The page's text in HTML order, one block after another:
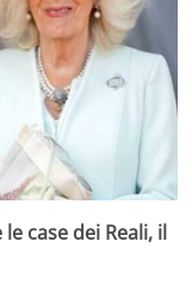
case dei Reali, il